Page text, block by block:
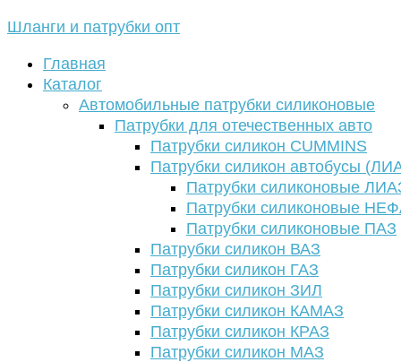
Шланги и патрубки опт
Главная
Каталог
Автомобильные патрубки силиконовые
Патрубки для отечественных авто
Патрубки силикон CUMMINS
Патрубки силикон автобусы
Патрубки силиконовые
Патрубки силиконовые
Патрубки силиконовые ПАЗ
Патрубки силикон ВАЗ
Патрубки силикон ГАЗ
Патрубки силикон ЗИЛ
Патрубки силикон КАМАЗ
Патрубки силикон КРАЗ
Патрубки силикон МАЗ